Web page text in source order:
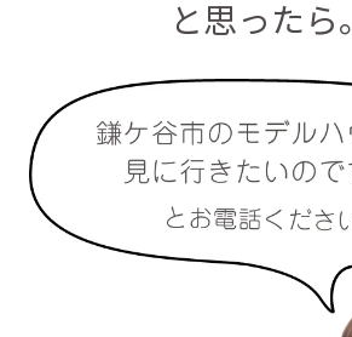
と思ったら。